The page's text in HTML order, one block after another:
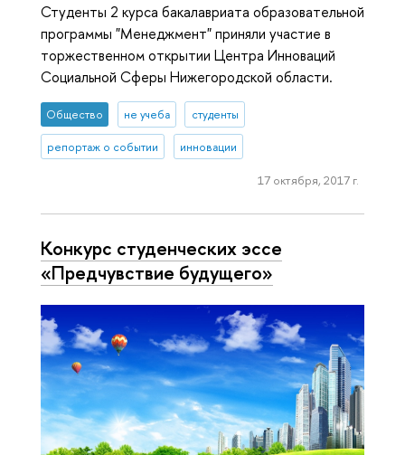
Студенты 2 курса бакалавриата образовательной
программы "Менеджмент" приняли участие в
торжественном открытии Центра Инноваций
Социальной Сферы Нижегородской области.
Общество не учеба студенты
репортаж о событии инновации
17 октября, 2017 г.
Конкурс студенческих эссе
«Предчувствие будущего»